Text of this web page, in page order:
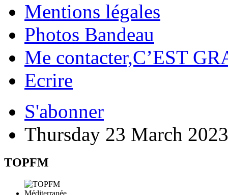
Mentions légales
Photos Bandeau
Me contacter,C’EST
Ecrire
S'abonner
Thursday 23 March 2023
TOPFM